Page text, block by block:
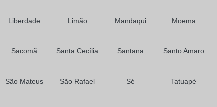
Liberdade Limão Mandaqui Moema
Sacomã Santa Cecília Santana Santo Amaro
São Mateus São Rafael Sé Tatuapé